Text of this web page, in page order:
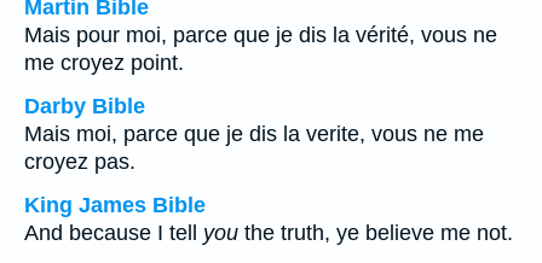
Martin Bible
Mais pour moi, parce que je dis la vérité, vous ne
me croyez point.
Darby Bible
Mais moi, parce que je dis la verite, vous ne me
croyez pas.
King James Bible
And because I tell you the truth, ye believe me not.